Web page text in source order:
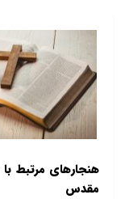
هنجارهای مرتبط
مقدس